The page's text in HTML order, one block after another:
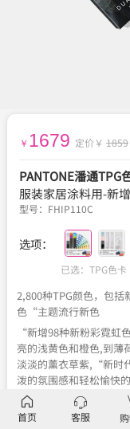
￥ 1679 定价￥ 1859
PANTONE潘通TPG
服装家居涂料用-新
型号： FHIP110C
选项：
已选：TPG色卡
2,800种TPG颜色，包
色“主题流行新色
“新增98种新粉彩霓虹
亮的浅黄色和橙色,到薄
淡淡的薰衣草紫,“新时
泼的氛围感和轻松愉快
“新增77种暗色”探索
色彩差别。从黑到白的
首页 客服